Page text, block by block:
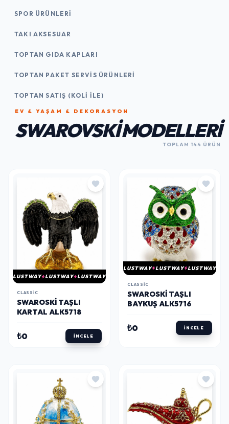
SPOR ÜRÜNLERI
TAKI AKSESUAR
TOPTAN GIDA KAPLARI
TOPTAN PAKET SERVIS ÜRÜNLERI
TOPTAN SATIŞ (KOLI İLE)
EV & YAŞAM & DEKORASYON
SWAROVSKI MODELLERI
TOPLAM 144 ÜRÜN
LUSTWAY LUSTWAY LUSTWAY
CLASSIC
SWAROSKI TAŞLI
KARTAL ALK5718
₺0 İNCELE
LUSTWAY LUSTWAY LUSTWAY
CLASSIC
SWAROSKI TAŞLI
BAYKUŞ ALK5716
₺0 İNCELE